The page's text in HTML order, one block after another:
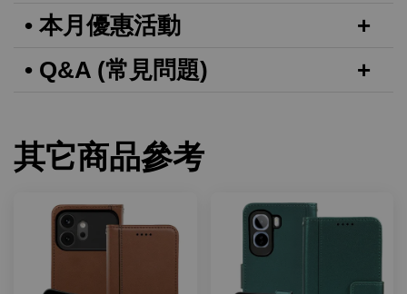
• 本月優惠活動
• Q&A (常見問題)
其它商品參考